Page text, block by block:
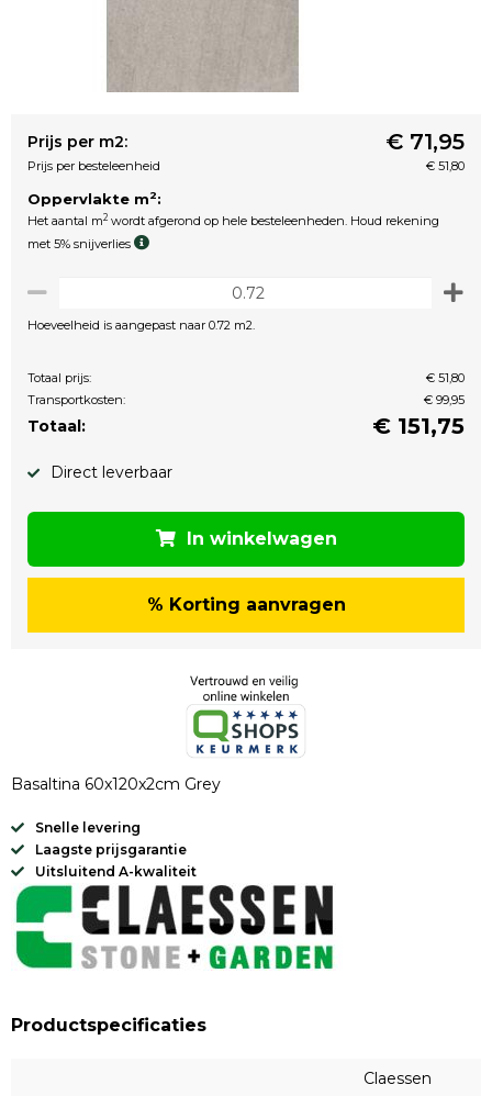
Prijs per m2: € 71,95
Prijs per besteleenheid € 51,80
Oppervlakte m2:
Het aantal m2 wordt afgerond op hele besteleenheden. Houd rekening
met 5% snijverlies
Hoeveelheid is aangepast naar 0.72 m2.
Totaal prijs:
€ 51,80
Transportkosten:
€ 99,95
Totaal: € 151,75
Direct leverbaar
In winkelwagen
% Korting aanvragen
Basaltina 60x120x2cm Grey
Snelle levering
Laagste prijsgarantie
Uitsluitend A-kwaliteit
Productspecificaties
Claessen